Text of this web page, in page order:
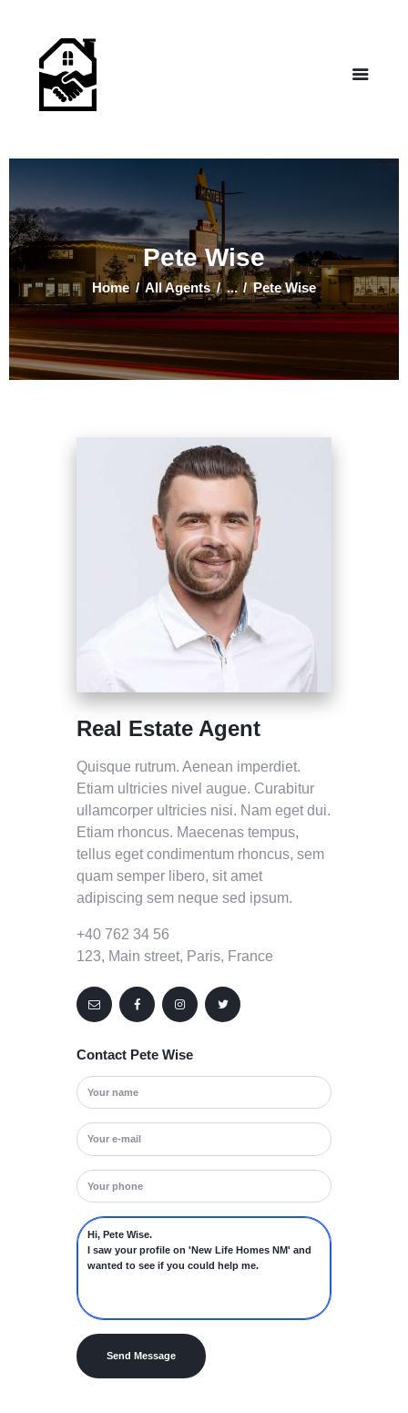
Pete Wise
Home All Agents ... Pete Wise
– Helping those in need find affordable housing
Testimonials
About Us
Contact Us
Real Estate Agent
Quisque rutrum. Aenean imperdiet.
Etiam ultricies nivel augue. Curabitur
ullamcorper ultricies nisi. Nam eget dui.
Etiam rhoncus. Maecenas tempus,
tellus eget condimentum rhoncus, sem
quam semper libero, sit amet
adipiscing sem neque sed ipsum.
+40 762 34 56
123, Main street, Paris, France
Contact Pete Wise
Send Message